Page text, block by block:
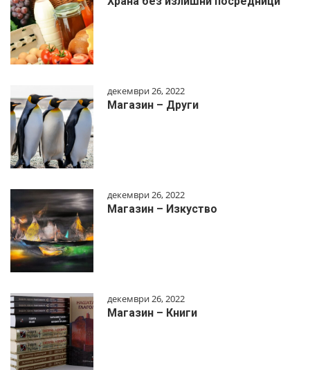
декември 26, 2022
Магазин – Други
декември 26, 2022
Магазин – Изкуство
декември 26, 2022
Магазин – Книги